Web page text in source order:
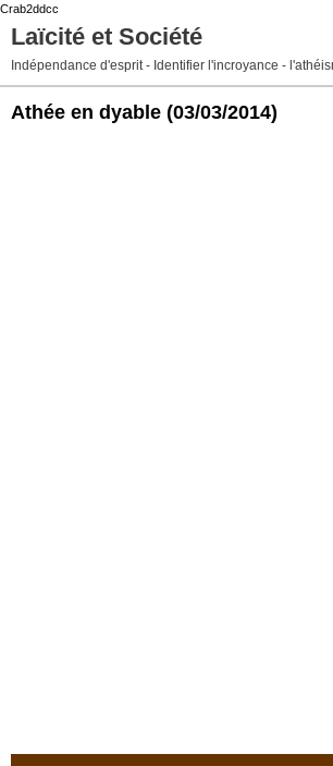
Crab2ddcc
Laïcité et Société
Indépendance d'esprit - Identifier l'incroyance -
Athée en dyable (03/03/2014)